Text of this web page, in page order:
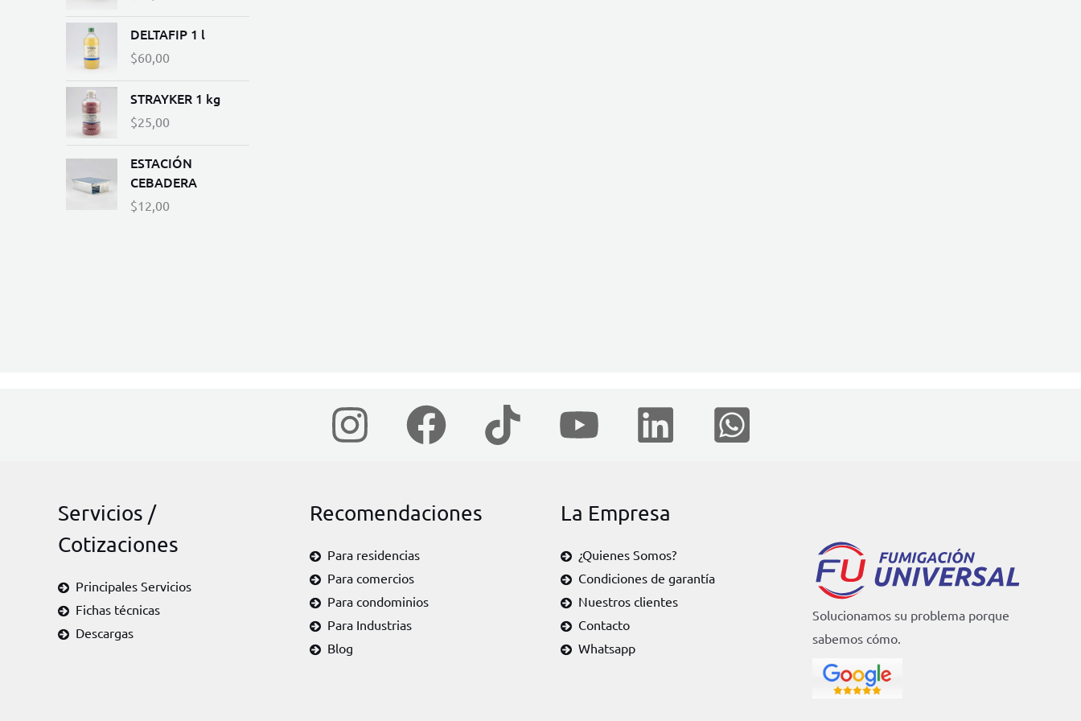
DELTAFIP 1 l
$60,00
STRAYKER 1 kg
$25,00
ESTACIÓN
CEBADERA
$12,00
Servicios /
Cotizaciones
Principales Servicios
Fichas técnicas
Descargas
Recomendaciones
Para residencias
Para comercios
Para condominios
Para Industrias
Blog
La Empresa
¿Quienes Somos?
Condiciones de garantía
Nuestros clientes
Contacto
Whatsapp
Solucionamos su problema porque
sabemos cómo.